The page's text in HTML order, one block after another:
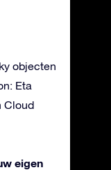
objecten
Eta
Cloud
eigen